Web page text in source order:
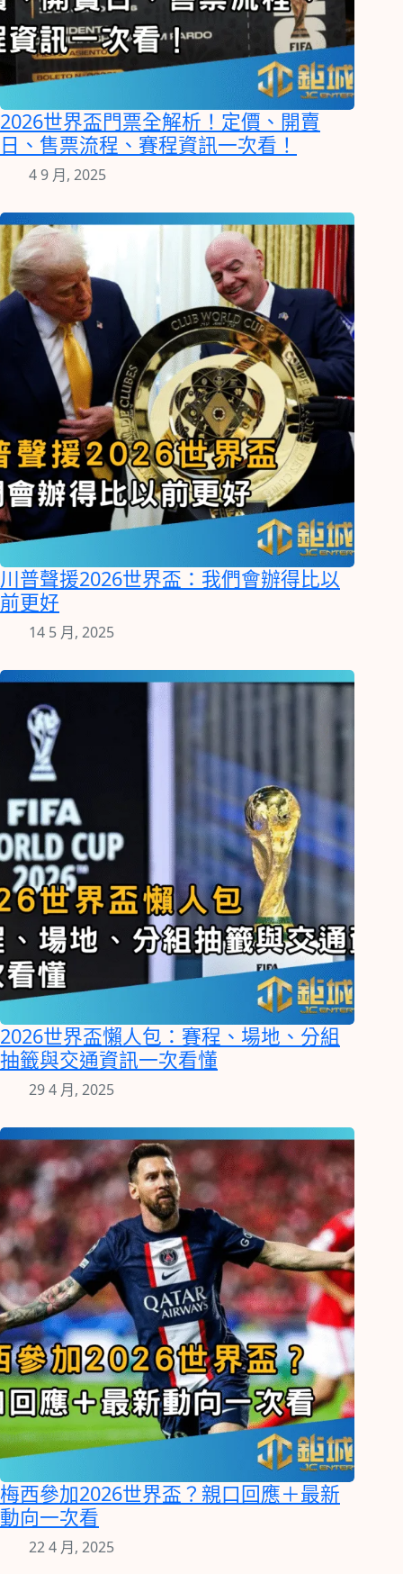
2026世界盃門票全解析！定價、開賣
日、售票流程、賽程資訊一次看！
4 9 月, 2025
川普聲援2026世界盃：我們會辦得比以
前更好
14 5 月, 2025
2026世界盃懶人包：賽程、場地、分組
抽籤與交通資訊一次看懂
29 4 月, 2025
梅西參加2026世界盃？親口回應＋最新
動向一次看
22 4 月, 2025